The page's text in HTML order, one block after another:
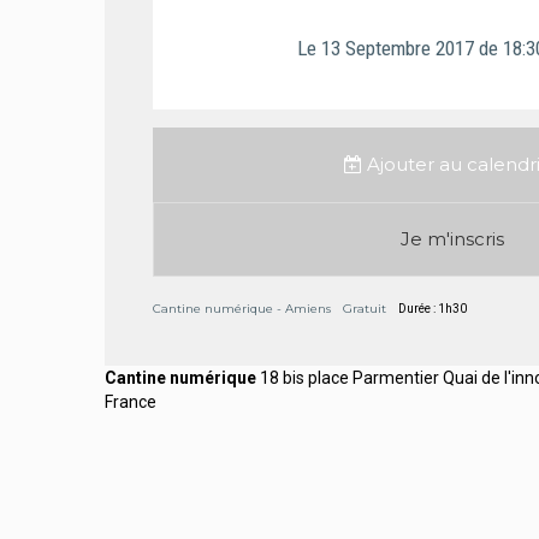
Le 13 Septembre 2017 de
Ajouter au
Je m'inscris
Cantine numérique - Amiens Gratuit Durée : 1h30
Cantine numérique 18 bis place Parmentier Quai de
France